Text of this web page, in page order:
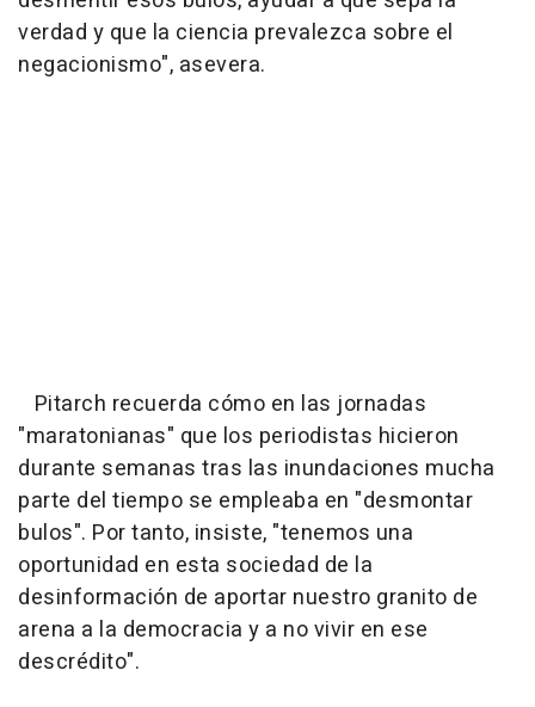
verdad y que la ciencia prevalezca sobre el
negacionismo", asevera.
Pitarch recuerda cómo en las jornadas
"maratonianas" que los periodistas hicieron
durante semanas tras las inundaciones mucha
parte del tiempo se empleaba en "desmontar
bulos". Por tanto, insiste, "tenemos una
oportunidad en esta sociedad de la
desinformación de aportar nuestro granito de
arena a la democracia y a no vivir en ese
descrédito".